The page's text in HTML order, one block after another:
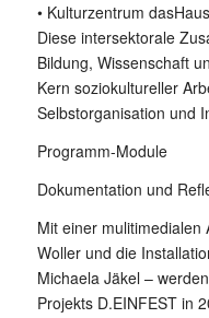
• Kulturzentrum dasHaus
Diese intersektorale
Bildung, Wissenschaft
Kern soziokultureller
Selbstorganisation und
Programm-Module
Dokumentation und
Mit einer mulitimedialen
Woller und die
Michaela Jäkel –
Projekts D.EINFEST in